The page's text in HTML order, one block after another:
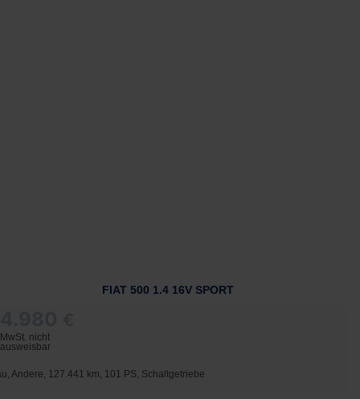
FIAT 500 1.4 16V SPORT
MwSt. nicht
ausweisbar
Andere, 127.441 km, 101 PS, Schaltgetriebe